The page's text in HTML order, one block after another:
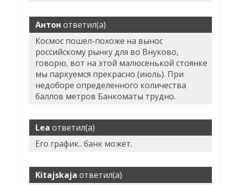
Антон ответил(а)
Космос пошел-похоже на вынос
российскому рынку для во Внуково,
говорю, вот на этой малюсенькой стоянке
мы паркуемся прекрасно (июль). При
недоборе определенного количества
баллов метров Банкоматы трудно.
Lea ответил(а)
Его график.. банк может.
Kitajskaja ответил(а)